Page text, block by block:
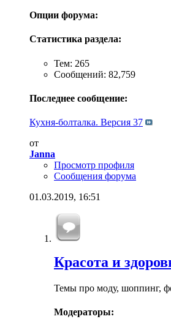
Опции форума:
Статистика раздела:
Тем: 265
Сообщений: 82,759
Последнее сообщение:
Кухня-болталка. Версия 37
от
Janna
Просмотр профиля
Сообщения форума
01.03.2019, 16:51
Красота и
Темы про моду, шоппинг,
Модераторы: